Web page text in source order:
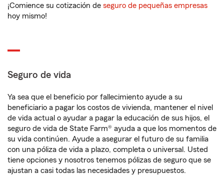
¡Comience su cotización de seguro de pequeñas empresas
hoy mismo!
Seguro de vida
Ya sea que el beneficio por fallecimiento ayude a su
beneficiario a pagar los costos de vivienda, mantener el nivel
de vida actual o ayudar a pagar la educación de sus hijos, el
seguro de vida de State Farm® ayuda a que los momentos de
su vida continúen. Ayude a asegurar el futuro de su familia
con una póliza de vida a plazo, completa o universal. Usted
tiene opciones y nosotros tenemos pólizas de seguro que se
ajustan a casi todas las necesidades y presupuestos.